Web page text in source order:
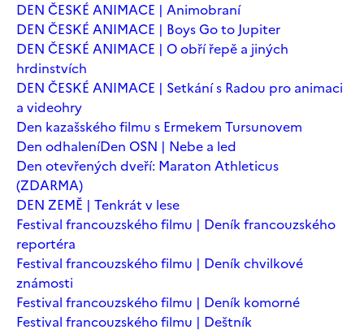
DEN ČESKÉ ANIMACE | Animobraní
DEN ČESKÉ ANIMACE | Boys Go to Jupiter
DEN ČESKÉ ANIMACE | O obří řepě a jiných
hrdinstvích
DEN ČESKÉ ANIMACE | Setkání s Radou pro animaci
a videohry
Den kazašského filmu s Ermekem Tursunovem
Den odhaleníDen OSN | Nebe a led
Den otevřených dveří: Maraton Athleticus
(ZDARMA)
DEN ZEMĚ | Tenkrát v lese
Festival francouzského filmu | Deník francouzského
reportéra
Festival francouzského filmu | Deník chvilkové
známosti
Festival francouzského filmu | Deník komorné
Festival francouzského filmu | Deštník